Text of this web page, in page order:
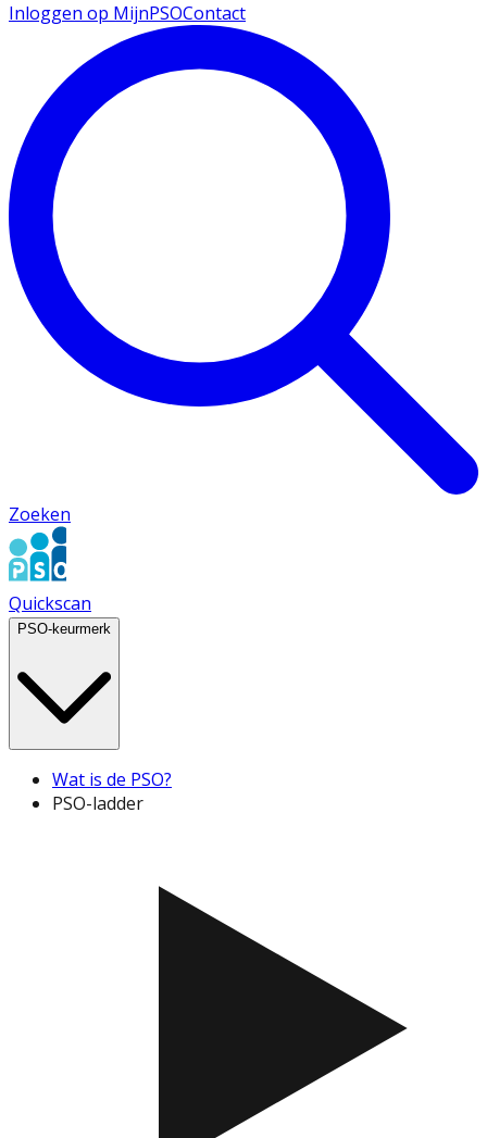
Inloggen op MijnPSOContact
Zoeken
Quickscan
PSO-keurmerk
Wat is de PSO?
PSO-ladder